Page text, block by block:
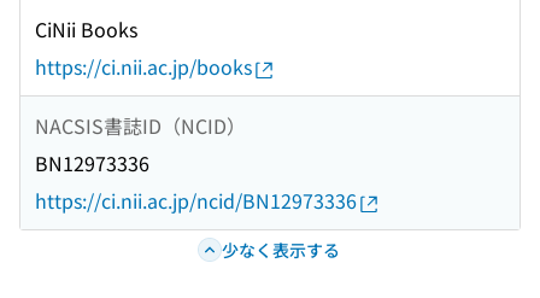
CiNii Books
https://ci.nii.ac.jp/books
NACSIS書誌ID（NCID）
BN12973336
https://ci.nii.ac.jp/ncid/BN12973336
少なく表示する